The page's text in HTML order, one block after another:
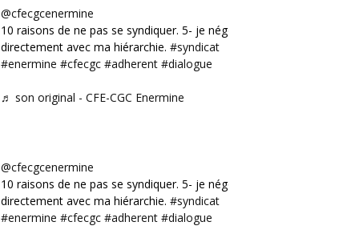
@cfecgcenermine
10 raisons de ne pas se syndiquer. 5- je négocie
directement avec ma hiérarchie. #syndicat
#enermine #cfecgc #adherent #dialogue
♬ son original - CFE-CGC Enermine
@cfecgcenermine
10 raisons de ne pas se syndiquer. 5- je négocie
directement avec ma hiérarchie. #syndicat
#enermine #cfecgc #adherent #dialogue